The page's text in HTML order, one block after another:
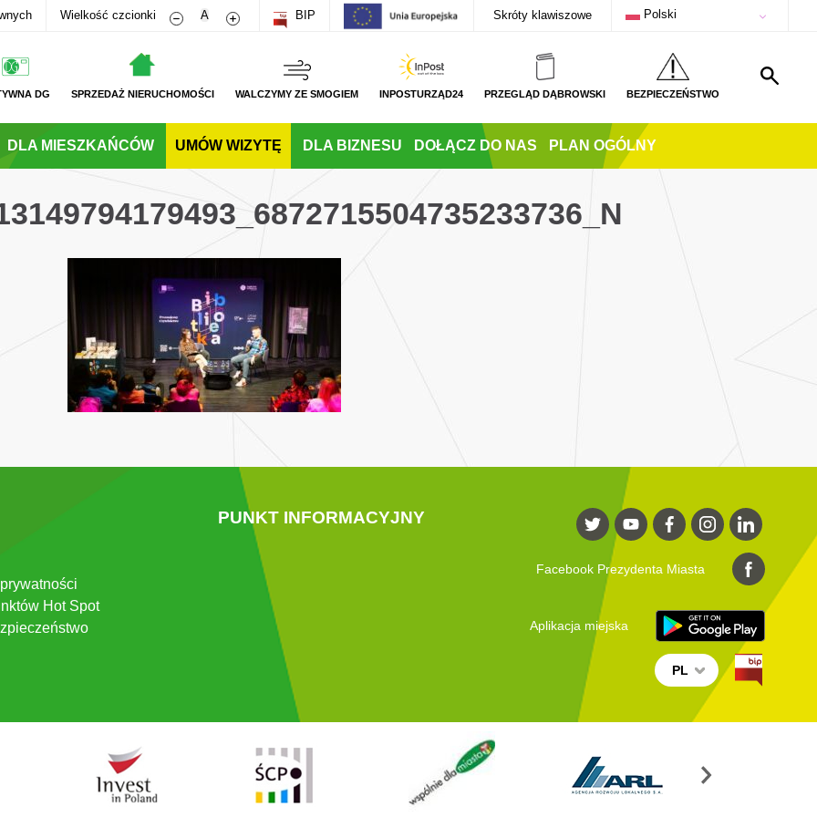
Wielkość czcionki Zmniejsz rozmiar czcionki
A Zwiększ rozmiar czcionki
BIP Skróty klawiszowe Polski
DG SPRZEDAŻ NIERUCHOMOŚCI WALCZYMY ZE SMOGIEM INPOSTURZĄD24 PRZEGLĄD DĄBROWSKI BEZPIECZEŃSTWO
DLA MIESZKAŃCÓW UMÓW WIZYTĘ DLA BIZNESU DOŁĄCZ DO NAS PLAN OGÓLNY
Hot Spot
PUNKT INFORMACYJNY
Facebook Prezydenta Miasta
Aplikacja miejska
PL